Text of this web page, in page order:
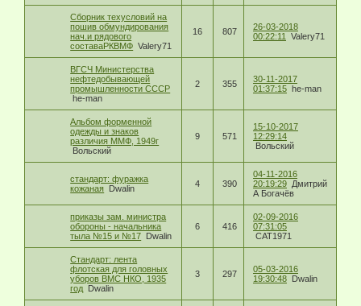
Сборник техусловий на
пошив обмундирования
нач.и рядового
составаРКВМФ Valery71
16 807
26-03-2018
00:22:11
Valery71
ВГСЧ Министерства
нефтедобывающей
промышленности СССР
he-man
2 355
30-11-2017
01:37:15 he-man
Альбом форменной
одежды и знаков
различия ММФ, 1949г
Вольский
9 571
15-10-2017
12:29:14
Вольский
стандарт: фуражка
кожаная Dwalin 4 390
04-11-2016
20:19:29 Дмитрий
А Богачёв
приказы зам. министра
обороны - начальника
тыла №15 и №17 Dwalin
6 416
02-09-2016
07:31:05
CAT1971
Стандарт: лента
флотская для головных
уборов ВМС НКО, 1935
год Dwalin
3 297
05-03-2016
19:30:48 Dwalin